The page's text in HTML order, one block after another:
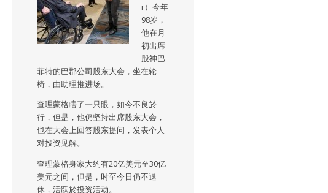
r）今年
98岁，
他在月
初出席
股神巴
菲特的巴郡公司股东大会，坐在轮
椅，由助理推进场。
查理蒙格瞎了一只眼，如今不良於
行，但是，他仍坚持出席股东大会，
也在大会上回答股东提问，发表个人
对投资见解。
查理蒙格身家大约有20亿美元至30亿
美元之间，但是，时至今日仍不退
休，活跃於投资活动。